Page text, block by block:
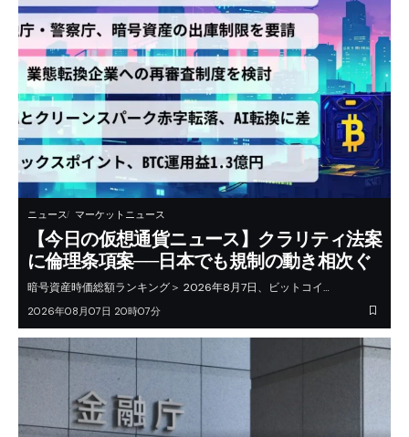
ニュース マーケットニュース
【今日の仮想通貨ニュース】クラリティ法案
に倫理条項案──日本でも規制の動き相次ぐ
暗号資産時価総額ランキング＞ 2026年8月7日、ビットコイ…
2026年08月07日 20時07分